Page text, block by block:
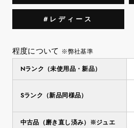
#レディース
程度について ※弊社基準
Nランク（未使用品・新品）
Sランク（新品同様品）
中古品（磨き直し済み）※ジュエ